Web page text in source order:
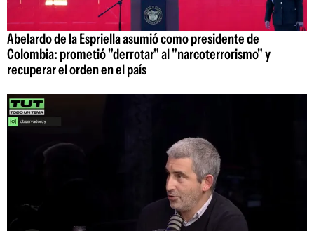
Abelardo de la Espriella asumió como presidente de
Colombia: prometió "derrotar" al "narcoterrorismo" y
recuperar el orden en el país